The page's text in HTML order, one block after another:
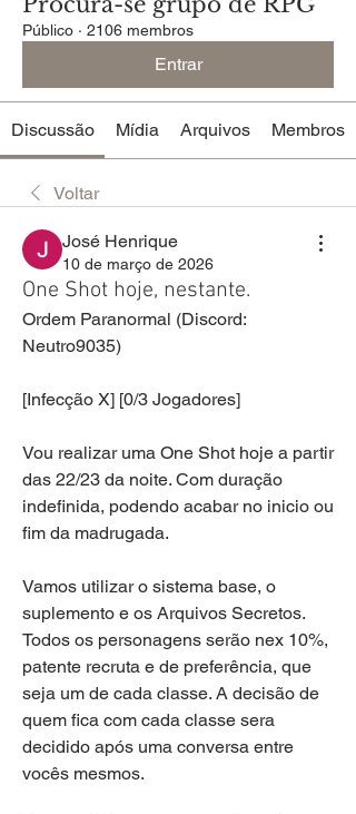
Público · 2106 membros
Entrar
Discussão Mídia Arquivos Membros
Voltar
José Henrique
10 de março de 2026
One Shot hoje, nestante.
Ordem Paranormal (Discord:
Neutro9035)
[Infecção X] [0/3 Jogadores]
Vou realizar uma One Shot hoje a partir
das 22/23 da noite. Com duração
indefinida, podendo acabar no inicio ou
fim da madrugada.
Vamos utilizar o sistema base, o
suplemento e os Arquivos Secretos.
Todos os personagens serão nex 10%,
patente recruta e de preferência, que
seja um de cada classe. A decisão de
quem fica com cada classe sera
decidido após uma conversa entre
vocês mesmos.